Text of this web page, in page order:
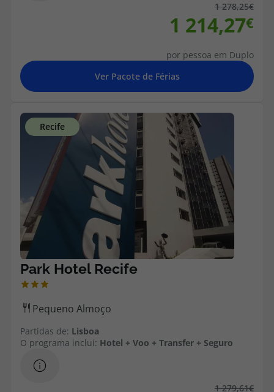
1 278,25
1 214,27
por pessoa em Duplo
Partidas de: Lisboa
O programa inclui: Hotel + Voo + Transfer + Seguro
1 279,61